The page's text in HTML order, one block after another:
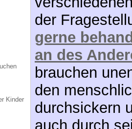
Kinder
der
gerne
an des
brauchen
den
durchsickern
auch durch